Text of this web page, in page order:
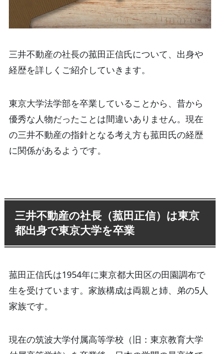
三井不動産の社長の菰田正信氏について、出身や
経歴を詳しくご紹介していきます。
東京大学法学部を卒業していることから、昔から
優秀な人物だったことは間違いありません。現在
の三井不動産の指針となる考え方も菰田氏の経歴
に関係があるようです。
三井不動産の社長（菰田正信）は東京
都出身で東京大学を卒業
菰田正信氏は1954年に東京都大田区の田園調布で
生を受けています。家族構成は両親と姉、弟の5人
家族です。
現在の筑波大学付属高等学校（旧：東京教育大学